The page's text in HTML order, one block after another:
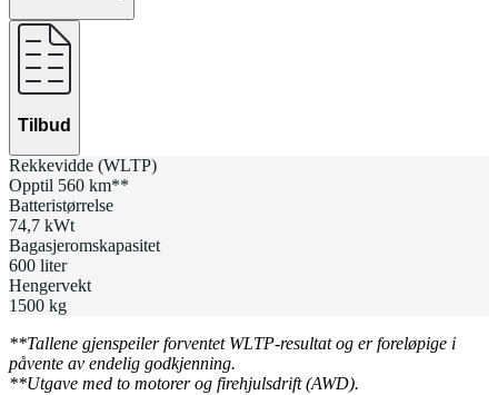
Tilbud
Rekkevidde (WLTP)
Opptil 560 km**
Batteristørrelse
74,7 kWt
Bagasjeromskapasitet
600 liter
Hengervekt
1500 kg
**Tallene gjenspeiler forventet WLTP-resultat og er foreløpige i
påvente av endelig godkjenning.
**Utgave med to motorer og firehjulsdrift (AWD).